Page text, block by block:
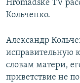
Hromadske TV
Кольченко.
Александр
исправительную
словам матери,
приветствие не